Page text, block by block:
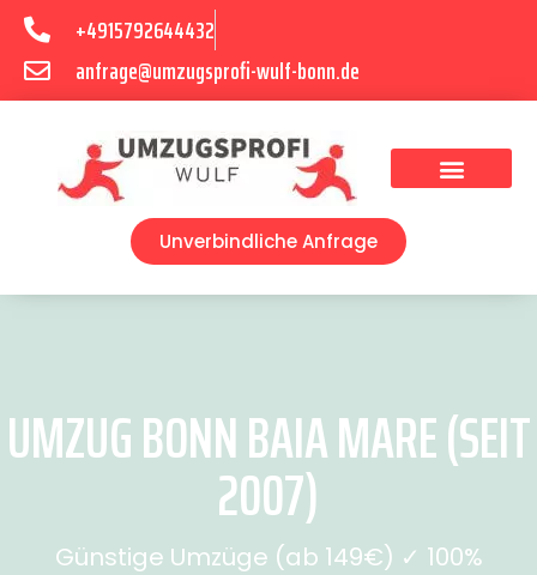
+4915792644432
anfrage@umzugsprofi-wulf-bonn.de
Unverbindliche Anfrage
UMZUG BONN BAIA MARE (SEIT
2007)
Günstige Umzüge (ab 149€) ✓ 100%